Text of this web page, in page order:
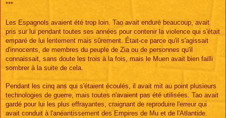
***
Les Espagnols avaient été trop loin. Tao avait enduré beaucoup, avait
pris sur lui pendant toutes ses années pour contenir la violence qui s'était
emparé de lui lentement mais sûrement. Était-ce parce qu'il s'agissait
d'innocents, de membres du peuple de Zia ou de personnes qu'il
connaissait, sans doute les trois à la fois, mais le Muen avait bien failli
sombrer à la suite de cela.
Pendant les cinq ans qui s'étaient écoulés, il avait mit au point plusieurs
technologies de guerre, mais toutes n'avaient pas été utilisées. Tao avait
gardé pour lui les plus effrayantes, craignant de reproduire l'erreur qui
avait conduit à l'anéantissement des Empires de Mu et de l'Atlantide.